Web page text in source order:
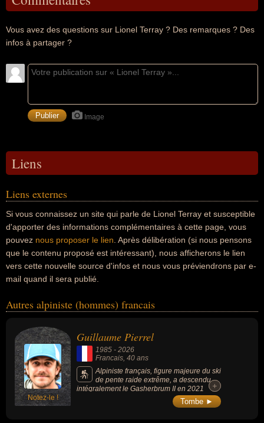
Vous avez des questions sur Lionel Terray ? Des remarques ? Des
infos à partager ?
Image
Liens
Liens externes
Si vous connaissez un site qui parle de Lionel Terray et susceptible
d'apporter des informations complémentaires à cette page, vous
pouvez nous proposer le lien . Après délibération (si nous pensons
que le contenu proposé est intéressant), nous afficherons le lien
vers cette nouvelle source d'infos et nous vous préviendrons par e-
mail quand il sera publié.
Autres alpiniste (hommes) francais
Notez-le !
Guillaume Pierrel
1985 - 2026
Francais, 40 ans
Alpiniste français, figure majeure du ski
de pente raide extrême, a descendu
intégralement le Gasherbrum II en 2021
(sommet de 8 035 mètres gravi sans
oxygène artificiel ni porteurs), a accompli
+
+
Tombe ►